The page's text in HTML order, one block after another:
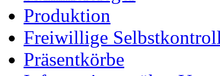
Produktion
Freiwillige
Präsentkörbe